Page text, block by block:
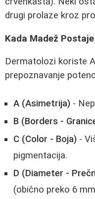
drugi prolaze kroz
Kada Madež
Dermatolozi koriste
prepoznavanje
A (Asimetrija) -
B (Borders -
C (Color - Boja) -
pigmentacija.
D (Diameter -
(obično preko 6